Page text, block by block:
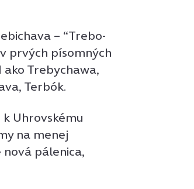
– “Trebo-
prvých písomných
ako Trebychawa,
Terbók.
Uhrovskému
na menej
pálenica,